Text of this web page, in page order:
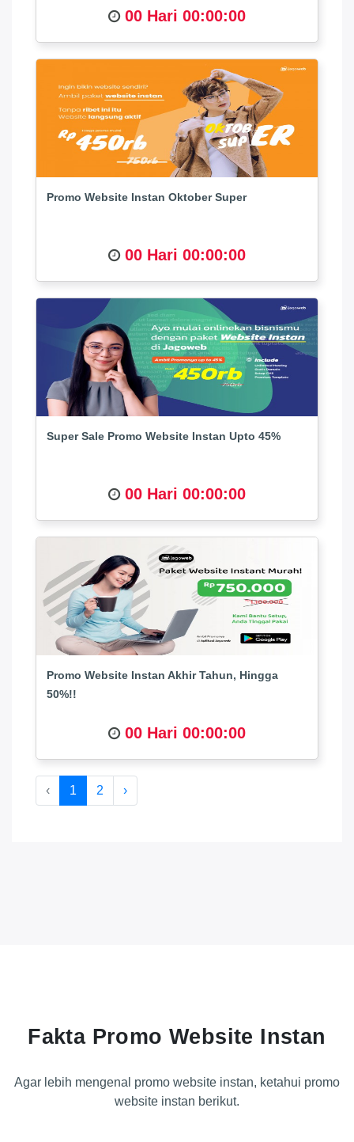
00 Hari 00:00:00
Promo Website Instan Oktober Super
00 Hari 00:00:00
Super Sale Promo Website Instan Upto 45%
00 Hari 00:00:00
Promo Website Instan Akhir Tahun, Hingga
50%!!
00 Hari 00:00:00
‹ 1 2 ›
Fakta Promo Website Instan
Agar lebih mengenal promo website instan, ketahui promo
website instan berikut.